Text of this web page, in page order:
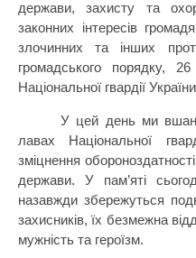
держави, захисту та
законних інтересів
злочинних та інших
громадського порядку,
Національної гвардії
У цей день ми
лавах Національної
зміцнення
держави. У пам’яті
назавжди збережуться
захисників, їх безмежна
мужність та героїзм.